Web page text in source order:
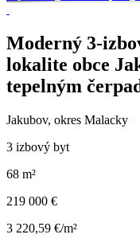
Moderný 3-
lokalite obce
tepelným
Jakubov, okres Malacky
3 izbový byt
68 m²
219 000 €
3 220,59 €/m²